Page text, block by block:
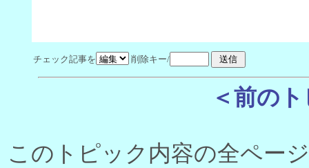
チェック記事を 削除キー/
＜前の
このトピック内容の全ペー